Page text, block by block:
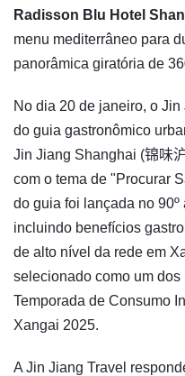
Radisson Blu Hotel
menu mediterrâneo para
panorâmica giratória de
No dia 20 de janeiro, o
do guia gastronômico
Jin Jiang Shanghai (锦味
com o tema de "Procurar
do guia foi lançada no
incluindo benefícios
de alto nível da rede em
selecionado como um dos
Temporada de Consumo
Xangai 2025.
A Jin Jiang Travel